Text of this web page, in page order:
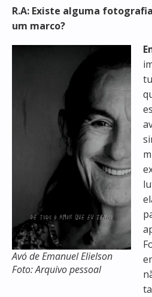
R.A: Existe alguma
um marco?
Avó de Emanuel Elielson
Foto: Arquivo pessoal